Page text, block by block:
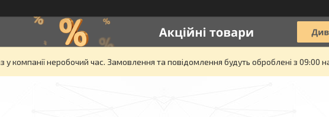
у компанії неробочий час. Замовлення та повідомлення будуть оброблені з 09:00